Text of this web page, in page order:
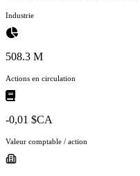
Industrie
508.3 M
Actions en circulation
-0,01 $CA
Valeur comptable / action